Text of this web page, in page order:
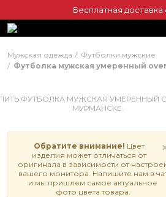
Бесплатная доставка
Мужская одежда
Футболки мужские
Футболка мужская умеренный
Обратите внимание! Цвет
изделия может отличаться от
оригинала в зависимости от
вашего монитора. Напишите нам в
и мы пришлем самое актуальное
фото цвета товара.